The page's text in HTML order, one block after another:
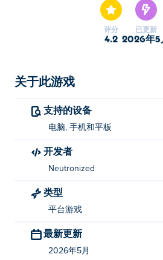
评分
4.2
已更新
2026年5
关于此游戏
支持的设备
电脑, 手机和平板
开发者
Neutronized
类型
平台游戏
最新更新
2026年5月